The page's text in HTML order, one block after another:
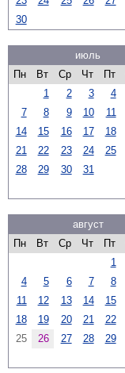
30
июль
Пн
Вт Ср Чт Пт
1
2 3 4
7
8 9 10 11
14
15 16 17 18
21
22 23 24 25
28
29 30 31
август
Пн
Вт Ср Чт Пт
1
4
5 6 7 8
11
12 13 14 15
18
19 20 21 22
25
26 27 28 29